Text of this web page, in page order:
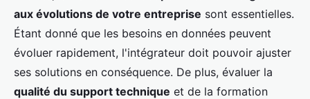
aux évolutions de votre entreprise sont essentielles.
Étant donné que les besoins en données peuvent
évoluer rapidement, l'intégrateur doit pouvoir ajuster
ses solutions en conséquence. De plus, évaluer la
qualité du support technique et de la formation